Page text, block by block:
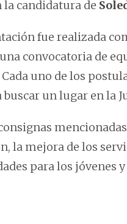
la candidatura de
fue realizada
convocatoria de
Cada uno de los
un lugar en la
la mejora de los
para los jóvenes